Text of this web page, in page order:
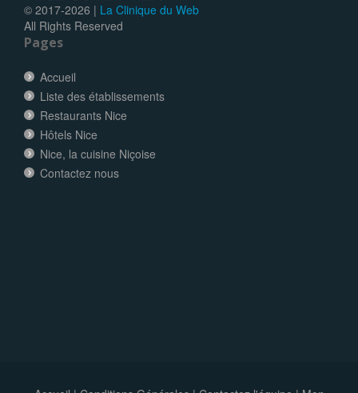
© 2017-2026 | La Clinique du Web
All Rights Reserved
Pages
Accueil
Liste des établissements
Restaurants Nice
Hôtels Nice
Nice, la cuisine Niçoise
Contactez nous